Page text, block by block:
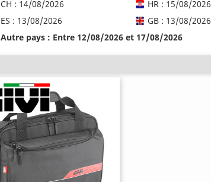
CH : 14/08/2026
HR : 15/08/2026
ES : 13/08/2026
GB : 13/08/2026
Autre pays : Entre 12/08/2026 et 17/08/2026